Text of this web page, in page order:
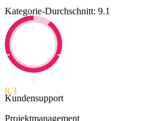
Kategorie-Durchschnitt: 9.1
8.3
Kundensupport
Projektmanagement